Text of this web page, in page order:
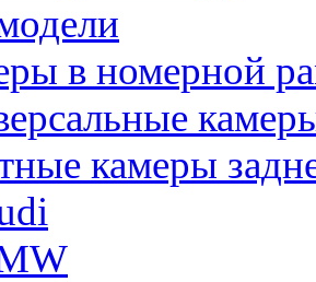
в номерной
камеры